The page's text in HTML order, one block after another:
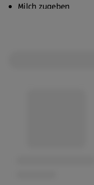
Milch zugeben